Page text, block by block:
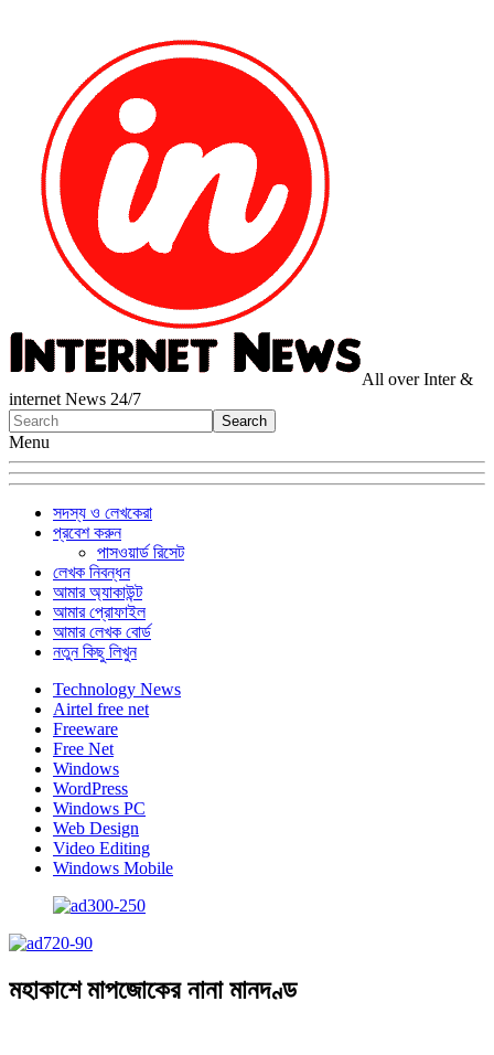
All over Inter &
internet News 24/7
Menu
সদস্য ও লেখকেরা
প্রবেশ করুন
পাসওয়ার্ড রিসেট
লেখক নিবন্ধন
আমার অ্যাকাউন্ট
আমার প্রোফাইল
আমার লেখক বোর্ড
নতুন কিছু লিখুন
Technology News
Airtel free net
Freeware
Free Net
Windows
WordPress
Windows PC
Web Design
Video Editing
Windows Mobile
মহাকাশে মাপজোকের নানা মানদণ্ড